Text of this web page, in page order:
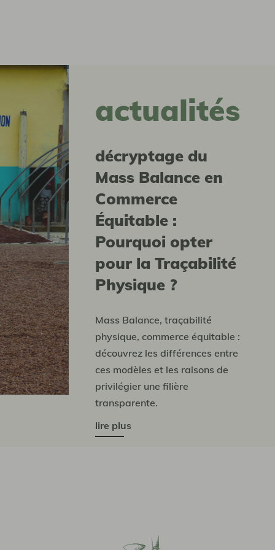
actualités
Décryptage du
Mass Balance en
Commerce
Équitable :
Pourquoi opter
pour la Traçabilité
Physique ?
Mass Balance, traçabilité
physique, commerce équitable :
découvrez les différences entre
ces modèles et les raisons de
privilégier une filière
transparente.
lire plus